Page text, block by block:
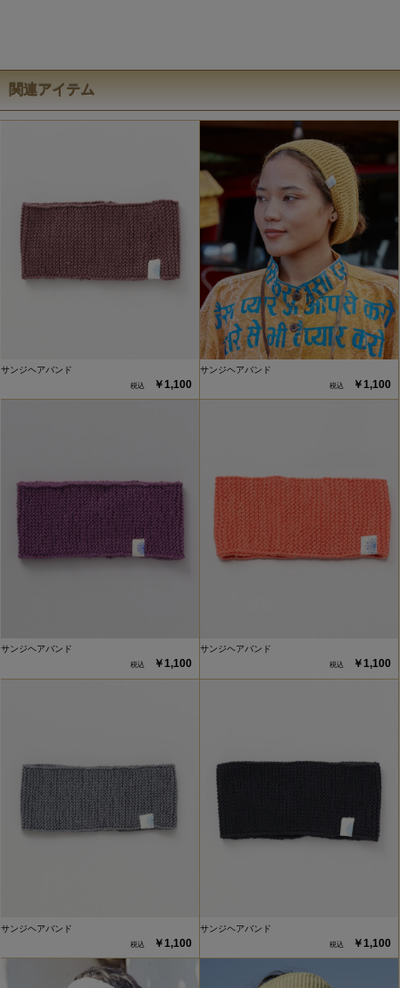
関連アイテム
サンジヘアバンド
￥1,100
サンジヘアバンド
￥1,100
サンジヘアバンド
￥1,100
サンジヘアバンド
￥1,100
サンジヘアバンド
￥1,100
サンジヘアバンド
￥1,100